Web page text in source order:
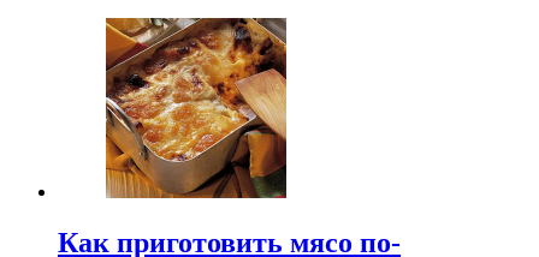
Как приготовить мясо по-